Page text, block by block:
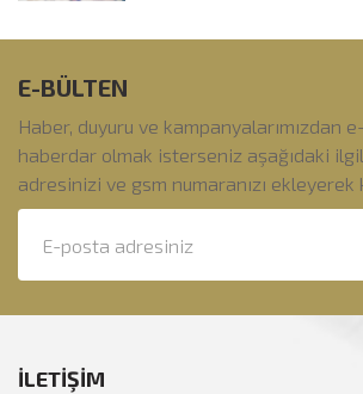
E-BÜLTEN
Haber, duyuru ve kampanyalarımızdan
haberdar olmak isterseniz aşağıdaki
adresinizi ve gsm numaranızı
İLETİŞİM